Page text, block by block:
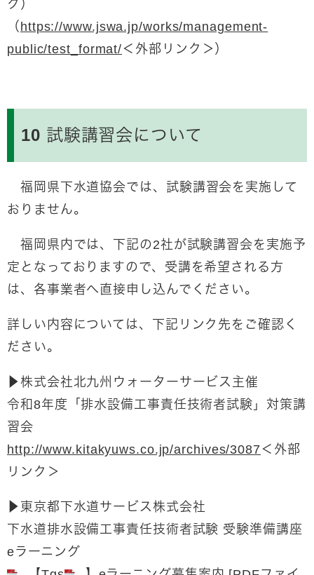
ク）
（ https://www.jswa.jp/works/management-
public/test_format/＜外部リンク＞ ）
10 試験講習会について
福岡県下水道協会では、試験講習会を実施して
おりません。
福岡県内では、下記の2社が試験講習会を実施予
定となっておりますので、受講を希望される方
は、各事業者へ直接申し込んでください。
詳しい内容については、下記リンク先をご確認く
ださい。
▶株式会社北九州ウォーターサービス主催
令和8年度「排水設備工事責任技術者試験」対策講
習会
http://www.kitakyuws.co.jp/archives/3087 ＜外部
リンク＞
▶東京都下水道サービス株式会社
下水道排水設備工事責任技術者試験 受験準備講座
eラーニング